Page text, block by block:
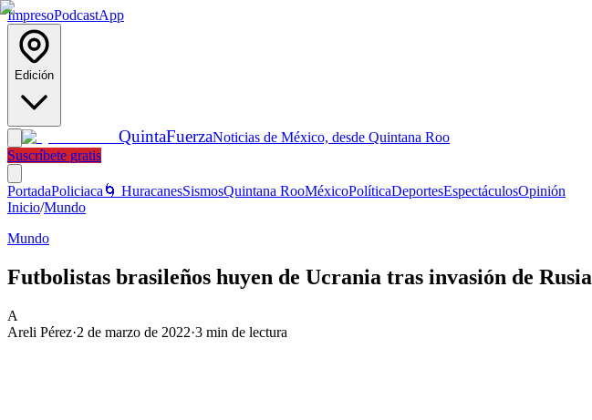
ImpresoPodcastApp
Edición
QuintaFuerzaNoticias de México, desde Quintana Roo
Suscríbete gratis
PortadaPoliciaca 🌀 HuracanesSismosQuintana RooMéxicoPolíticaDeportesEspectáculosOpinión
Inicio/Mundo
Mundo
Futbolistas brasileños huyen de Ucrania tras invasión de Rusia
A
Areli Pérez·2 de marzo de 2022·3 min de lectura